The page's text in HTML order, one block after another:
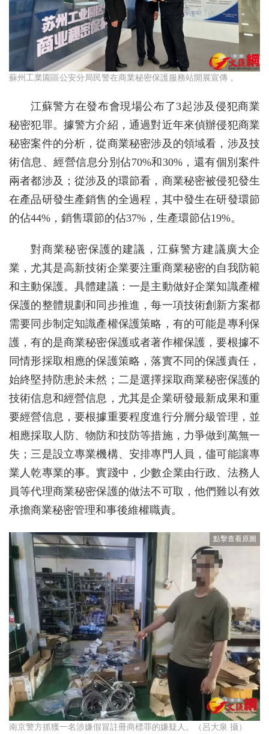
蘇州工業園區公安分局民警在商業秘密保護服務站開展宣傳 。
江蘇警方在發布會現場公布了3起涉及侵犯商業
秘密犯罪。據警方介紹，通過對近年來偵辦侵犯商業
秘密案件的分析，從商業秘密涉及的領域看，涉及技
術信息、經營信息分別佔70%和30%，還有個別案件
兩者都涉及；從涉及的環節看，商業秘密被侵犯發生
在產品研發生產銷售的全過程，其中發生在研發環節
的佔44%，銷售環節的佔37%，生產環節佔19%。
對商業秘密保護的建議，江蘇警方建議廣大企
業，尤其是高新技術企業要注重商業秘密的自我防範
和主動保護。具體建議：一是主動做好企業知識產權
保護的整體規劃和同步推進，每一項技術創新方案都
需要同步制定知識產權保護策略，有的可能是專利保
護，有的是商業秘密保護或者著作權保護，要根據不
同情形採取相應的保護策略，落實不同的保護責任，
始終堅持防患於未然；二是選擇採取商業秘密保護的
技術信息和經營信息，尤其是企業研發最新成果和重
要經營信息，要根據重要程度進行分層分級管理，並
相應採取人防、物防和技防等措施，力爭做到萬無一
失；三是設立專業機構、安排專門人員，儘可能讓專
業人乾專業的事。實踐中，少數企業由行政、法務人
員等代理商業秘密保護的做法不可取，他們難以有效
承擔商業秘密管理和事後維權職責。
南京警方抓獲一名涉嫌假冒註冊商標罪的嫌疑人。（呂大泉 攝）